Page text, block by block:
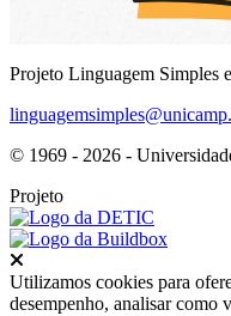
Projeto Linguagem Simples
© 1969 - 2026 -
Projeto
Utilizamos cookies para
desempenho, analisar como